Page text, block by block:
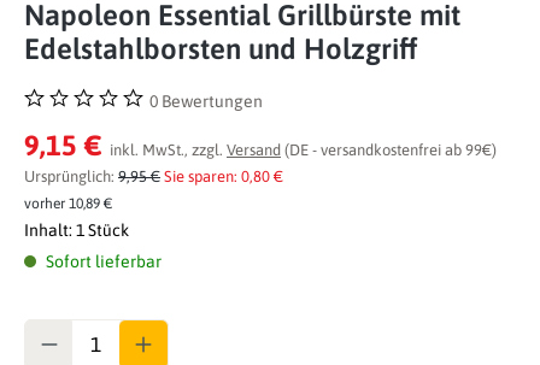
Napoleon Essential Grillbürste mit
Edelstahlborsten und Holzgriff
Durchschnittliche Bewertung von 0 von 5 Sternen
0 Bewertungen
9,15 € inkl. MwSt., zzgl. Versand (DE - versandkostenfrei ab 99€)
Ursprünglich: 9,95 € Sie sparen: 0,80 €
vorher 10,89 €
Inhalt: 1 Stück
Sofort lieferbar